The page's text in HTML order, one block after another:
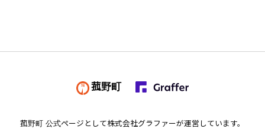
菰野町
菰野町 公式ページとして株式会社グラファーが運営しています。